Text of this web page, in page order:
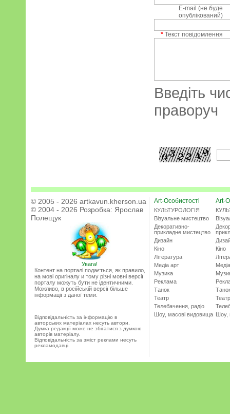
E-mail (не буде
опублікований)
* Текст повідомлення
Введіть
праворуч
© 2005 - 2026 artkavun.kherson.ua
© 2004 - 2026 Розробка: Ярослав
Полещук
Увага!
Контент на порталі подається, як правило,
на мові оригіналу и тому різні мовні версії
порталу можуть бути не ідентичними.
Можливо, в російській версії більше
інформації з даної теми.
Відповідальність за інформацію в
авторських матеріалах несуть автори.
Думка редакції може не збігатися з думкою
авторів матеріалу.
Відповідальність за зміст реклами несуть
рекламодавці.
Art-Особистості
КУЛЬТУРОЛОГІЯ
Візуальне мистецтво
Декоративно-
прикладне мистецтво
Дизайн
Кіно
Література
Медіа арт
Музика
Реклама
Танок
Театр
Телебачення, радіо
Шоу, масові видовища
Art-
Кіно
Театр
Шоу,